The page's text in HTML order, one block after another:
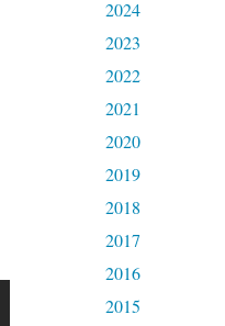
2024
2023
2022
2021
2020
2019
2018
2017
2016
2015